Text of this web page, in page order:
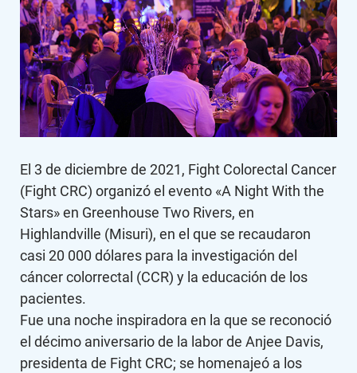
El 3 de diciembre de 2021, Fight Colorectal Cancer
(Fight CRC) organizó el evento «A Night With the
Stars» en Greenhouse Two Rivers, en
Highlandville (Misuri), en el que se recaudaron
casi 20 000 dólares para la investigación del
cáncer colorrectal (CCR) y la educación de los
pacientes.
Fue una noche inspiradora en la que se reconoció
el décimo aniversario de la labor de Anjee Davis,
presidenta de Fight CRC; se homenajeó a los